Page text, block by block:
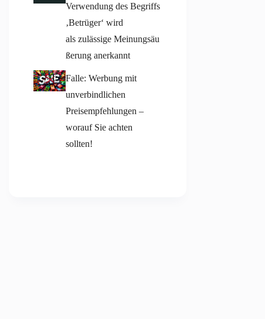
Verwendung des Begriffs
‚Betrüger‘ wird
als zulässige Meinungsäu
ßerung anerkannt
Falle: Werbung mit
unverbindlichen
Preisempfehlungen –
worauf Sie achten
sollten!